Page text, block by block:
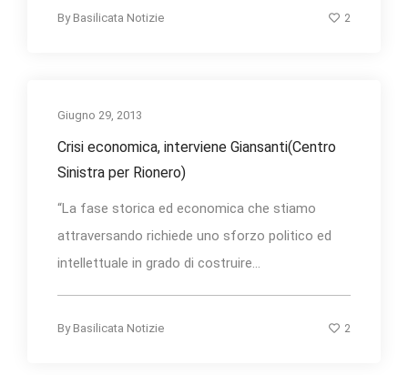
By Basilicata Notizie 2
Giugno 29, 2013
Crisi economica, interviene Giansanti(Centro
Sinistra per Rionero)
“La fase storica ed economica che stiamo
attraversando richiede uno sforzo politico ed
intellettuale in grado di costruire...
By Basilicata Notizie 2